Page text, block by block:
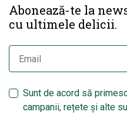
Abonează-te la
cu ultimele delicii.
Sunt de acord să
campanii, rețete și alte